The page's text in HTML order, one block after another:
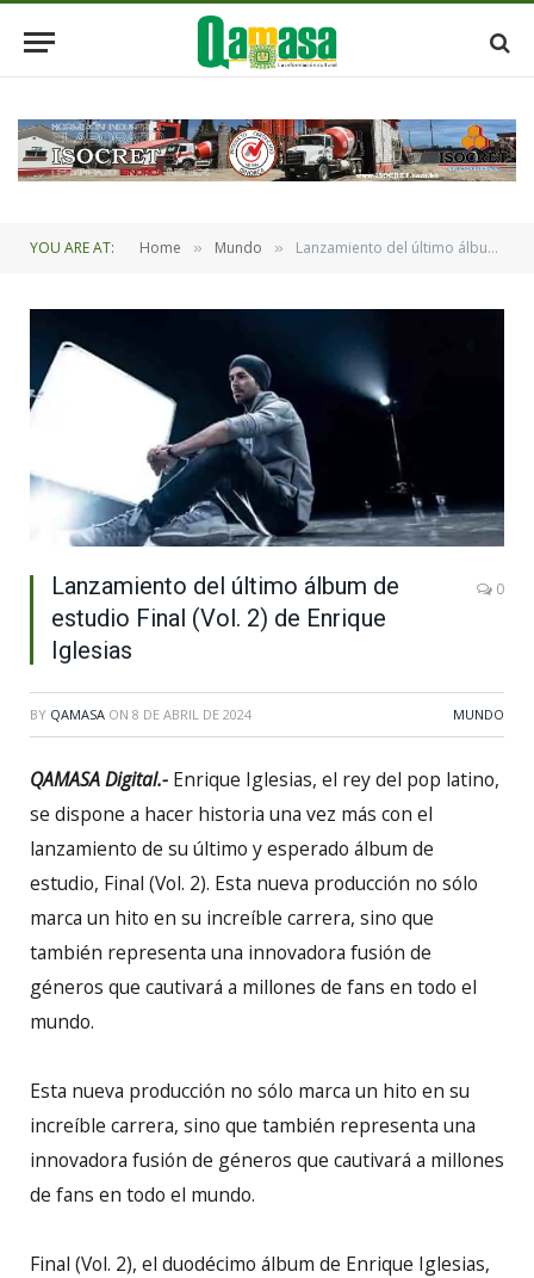
YOU ARE AT: Home » Mundo » Lanzamiento del último álbum de estudio Final (Vol. 2) de Enrique Iglesias
Lanzamiento del último álbum de
estudio Final (Vol. 2) de Enrique
Iglesias
0
BY QAMASA ON 8 DE ABRIL DE 2024 MUNDO
QAMASA Digital.- Enrique Iglesias, el rey del pop latino,
se dispone a hacer historia una vez más con el
lanzamiento de su último y esperado álbum de
estudio, Final (Vol. 2). Esta nueva producción no sólo
marca un hito en su increíble carrera, sino que
también representa una innovadora fusión de
géneros que cautivará a millones de fans en todo el
mundo.
Esta nueva producción no sólo marca un hito en su
increíble carrera, sino que también representa una
innovadora fusión de géneros que cautivará a millones
de fans en todo el mundo.
Final (Vol. 2), el duodécimo álbum de Enrique Iglesias,